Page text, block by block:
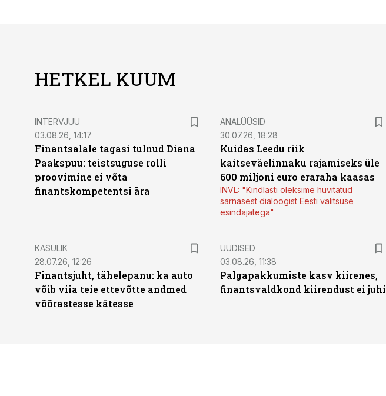
HETKEL KUUM
INTERVJUU
03.08.26, 14:17
Finantsalale tagasi tulnud Diana
Paakspuu: teistsuguse rolli
proovimine ei võta
finantskompetentsi ära
ANALÜÜSID
30.07.26, 18:28
Kuidas Leedu riik
kaitseväelinnaku rajamiseks üle
600 miljoni euro eraraha kaasas
INVL: "Kindlasti oleksime huvitatud
sarnasest dialoogist Eesti valitsuse
esindajatega"
KASULIK
28.07.26, 12:26
Finantsjuht, tähelepanu: ka auto
võib viia teie ettevõtte andmed
võõrastesse kätesse
UUDISED
03.08.26, 11:38
Palgapakkumiste kasv kiirenes,
finantsvaldkond kiirendust ei juhi